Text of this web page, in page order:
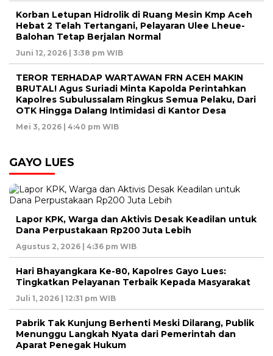
Korban Letupan Hidrolik di Ruang Mesin Kmp Aceh
Hebat 2 Telah Tertangani, Pelayaran Ulee Lheue-
Balohan Tetap Berjalan Normal
Juni 12, 2026 | 3:38 pm WIB
TEROR TERHADAP WARTAWAN FRN ACEH MAKIN
BRUTAL! Agus Suriadi Minta Kapolda Perintahkan
Kapolres Subulussalam Ringkus Semua Pelaku, Dari
OTK Hingga Dalang Intimidasi di Kantor Desa
Mei 3, 2026 | 4:40 pm WIB
GAYO LUES
Lapor KPK, Warga dan Aktivis Desak Keadilan untuk
Dana Perpustakaan Rp200 Juta Lebih
Agustus 2, 2026 | 4:36 pm WIB
Hari Bhayangkara Ke-80, Kapolres Gayo Lues:
Tingkatkan Pelayanan Terbaik Kepada Masyarakat
Juli 1, 2026 | 12:31 pm WIB
Pabrik Tak Kunjung Berhenti Meski Dilarang, Publik
Menunggu Langkah Nyata dari Pemerintah dan
Aparat Penegak Hukum